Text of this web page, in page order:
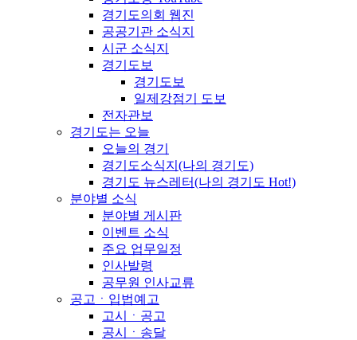
경기도의회 웹진
공공기관 소식지
시군 소식지
경기도보
경기도보
일제강점기 도보
전자관보
경기도는 오늘
오늘의 경기
경기도소식지(나의 경기도)
경기도 뉴스레터(나의 경기도 Hot!)
분야별 소식
분야별 게시판
이벤트 소식
주요 업무일정
인사발령
공무원 인사교류
공고ㆍ입법예고
고시ㆍ공고
공시ㆍ송달